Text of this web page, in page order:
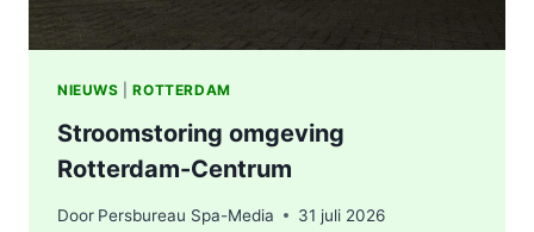
NIEUWS |ROTTERDAM
Stroomstoring omgeving
Rotterdam-Centrum
Door Persbureau Spa-Media 31 juli 2026